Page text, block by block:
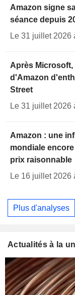
Amazon signe
séance depuis
Le 31 juillet 2026
Après Microsoft,
d'Amazon
Street
Le 31 juillet 2026
Amazon : une
mondiale
prix raisonnable
Le 16 juillet 2026
Plus d'analyses
Actualités à la